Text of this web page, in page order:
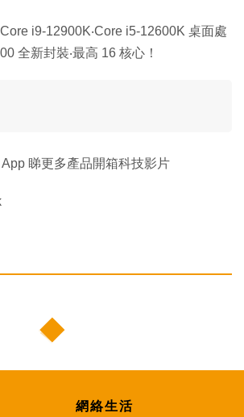
i9-12900K‧Core i5-12600K 桌面處
全新封裝‧最高 16 核心！
App 睇更多產品開箱科技影片
網絡生活